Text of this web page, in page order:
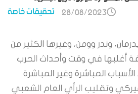
تحقيقات خاصة 28/08/2023
وندر وومن، وغيرها الكثير من
أغلبها في وقت وأحداث الحرب
المباشرة وغير المباشرة
وتقليب الرأي العام الشعبي